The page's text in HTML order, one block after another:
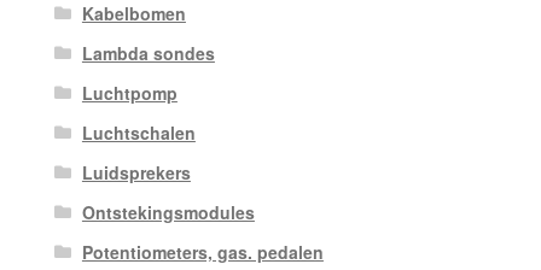
Kabelbomen
Lambda sondes
Luchtpomp
Luchtschalen
Luidsprekers
Ontstekingsmodules
Potentiometers, gas. pedalen